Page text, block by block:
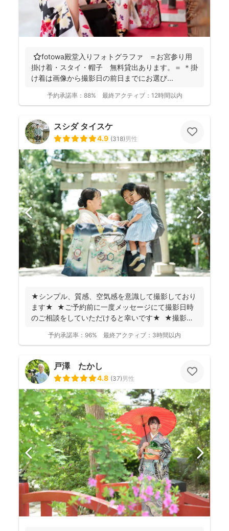
⭐️fotowa殿堂入りフォトグラファ ＝お宮参り用
掛け着・スタイ・帽子 無料貸出あります。＝ ＊掛
け着は画像から撮影日の前日までにお選び...
予約承諾率： 88% 最終アクティブ： 12時間以内
スシダ タイスケ
4.9 (318)男性
★シンプル、質感、空気感を意識して撮影しており
ます★ ★ご予約前に一度メッセージにて撮影日時
のご相談をしていただけると幸いです★ ★撮影に
予約承諾率： 96% 最終アクティブ： 3時間以内
戸澤 たかし
4.8 (37)男性